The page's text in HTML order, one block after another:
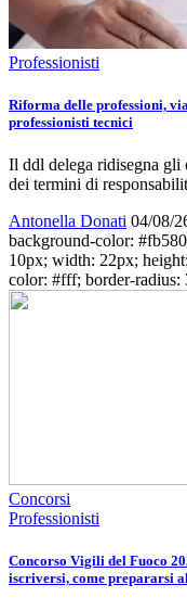
Professionisti
Riforma delle professioni,
professionisti tecnici
Il ddl delega ridisegna gli
dei termini di
Antonella Donati 04/08/
background-color:
10px; width: 22px;
color: #fff; border-radius:
Concorsi
Professionisti
Concorso Vigili del Fuoco
iscriversi, come prepararsi